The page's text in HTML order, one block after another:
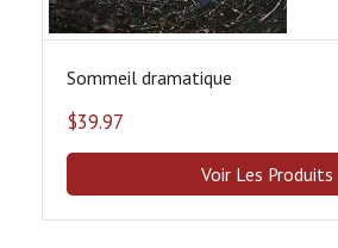
Sommeil dramatique
$39.97
Voir Les Produits